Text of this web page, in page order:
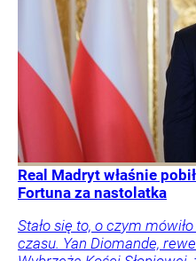
Real Madryt właśnie
Fortuna za nastolatka
Stało się to, o czym
czasu. Yan Diomande,